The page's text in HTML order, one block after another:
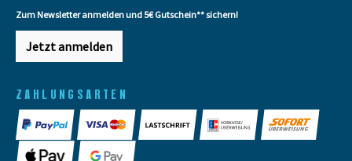
Zum Newsletter anmelden und 5€ Gutschein** sichern!
Jetzt anmelden
ZAHLUNGSARTEN